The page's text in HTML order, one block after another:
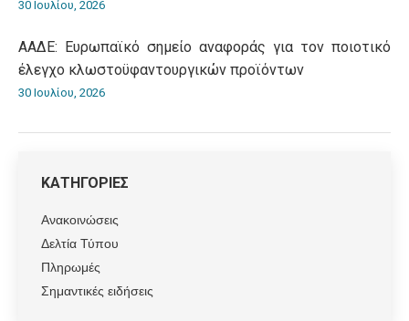
30 Ιουλίου, 2026
ΑΑΔΕ: Ευρωπαϊκό σημείο αναφοράς για τον ποιοτικό
έλεγχο κλωστοϋφαντουργικών προϊόντων
30 Ιουλίου, 2026
ΚΑΤΗΓΟΡΙΕΣ
Ανακοινώσεις
Δελτία Τύπου
Πληρωμές
Σημαντικές ειδήσεις